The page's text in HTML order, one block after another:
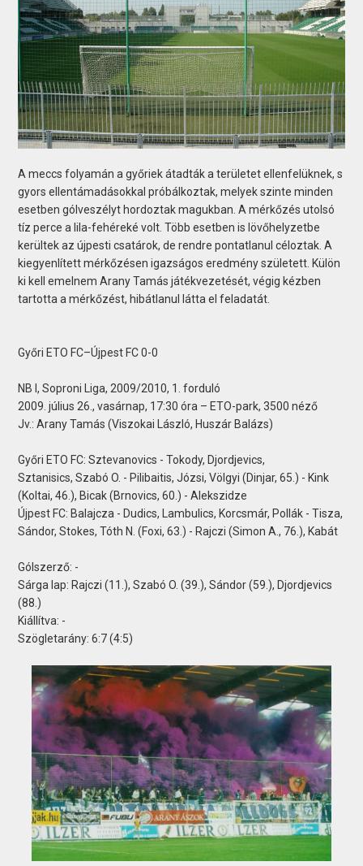
A meccs folyamán a győriek átadták a területet ellenfelüknek, s
gyors ellentámadásokkal próbálkoztak, melyek szinte minden
esetben gólveszélyt hordoztak magukban. A mérkőzés utolsó
tíz perce a lila-fehéreké volt. Több esetben is lövőhelyzetbe
kerültek az újpesti csatárok, de rendre pontatlanul céloztak. A
kiegyenlített mérkőzésen igazságos eredmény született. Külön
ki kell emelnem Arany Tamás játékvezetését, végig kézben
tartotta a mérkőzést, hibátlanul látta el feladatát.
Győri ETO FC–Újpest FC 0-0
NB I, Soproni Liga, 2009/2010, 1. forduló
2009. július 26., vasárnap, 17:30 óra – ETO-park, 3500 néző
Jv.: Arany Tamás (Viszokai László, Huszár Balázs)
Győri ETO FC: Sztevanovics - Tokody, Djordjevics,
Sztanisics, Szabó O. - Pilibaitis, Józsi, Völgyi (Dinjar, 65.) - Kink
(Koltai, 46.), Bicak (Brnovics, 60.) - Alekszidze
Újpest FC: Balajcza - Dudics, Lambulics, Korcsmár, Pollák - Tisza,
Sándor, Stokes, Tóth N. (Foxi, 63.) - Rajczi (Simon A., 76.), Kabát
Gólszerző: -
Sárga lap: Rajczi (11.), Szabó O. (39.), Sándor (59.), Djordjevics
(88.)
Kiállítva: -
Szögletarány: 6:7 (4:5)